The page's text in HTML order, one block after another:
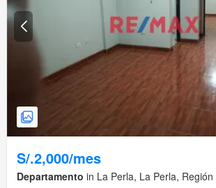
S/.2,000/mes
Departamento in La Perla, La Perla, Región